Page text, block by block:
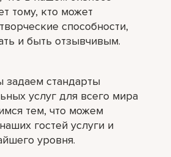
тому, кто может
способности,
и быть отзывчивым.
стандарты
услуг для всего мира
тем, что можем
гостей услуги и
уровня.